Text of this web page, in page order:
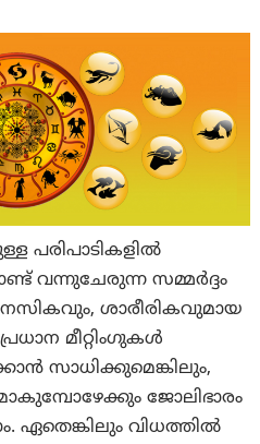
പരിപാടികളില്‍
വന്നുചേരുന്ന സമ്മര്‍ദ്ദം
ശാരീരികവുമായ
മീറ്റിംഗുകള്‍
സാധിക്കുമെങ്കിലും,
ജോലിഭാരം
ഏതെങ്കിലും വിധത്തില്‍